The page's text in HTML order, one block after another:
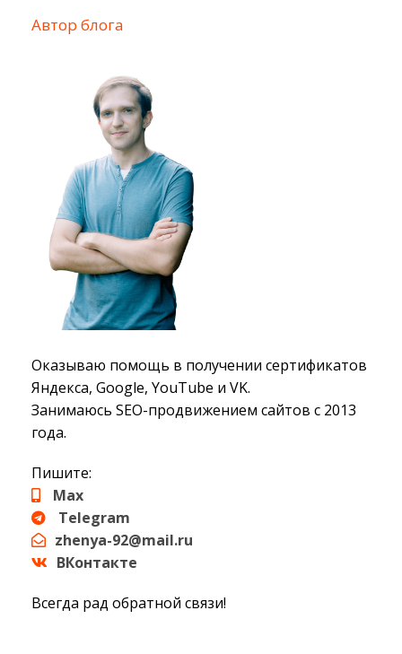
Автор блога
Оказываю помощь в получении сертификатов
Яндекса, Google, YouTube и VK.
Занимаюсь SEO-продвижением сайтов с 2013
года.
Пишите:
Max
Telegram
zhenya-92@mail.ru
ВКонтакте
Всегда рад обратной связи!